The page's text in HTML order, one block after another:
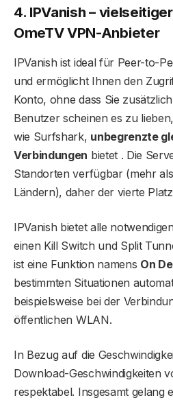
4. IPVanish –
OmeTV VPN-Anbieter
IPVanish ist ideal für Peer-to-
und ermöglicht Ihnen den
Konto, ohne dass Sie
Benutzer scheinen es zu
wie Surfshark, unbegrenzte
Verbindungen bietet . Die
Standorten verfügbar (mehr
Ländern), daher der vierte
IPVanish bietet alle
einen Kill Switch und Split
ist eine Funktion namens On
bestimmten Situationen
beispielsweise bei der
öffentlichen WLAN.
In Bezug auf die
Download-Geschwindigkeiten
respektabel. Insgesamt gelang